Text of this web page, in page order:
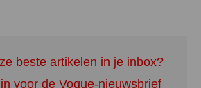
beste artikelen in je inbox?
voor de Vogue-nieuwsbrief